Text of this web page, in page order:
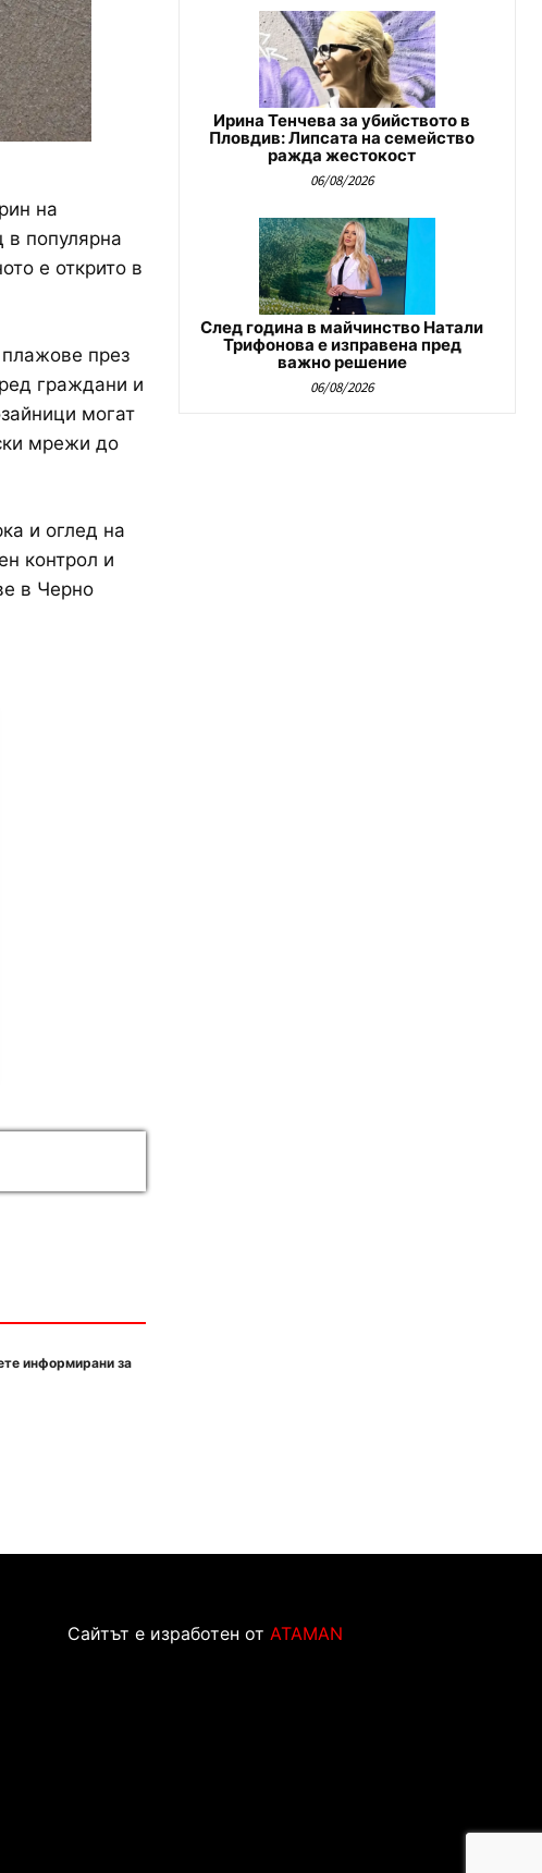
на
в популярна
е открито в
през
граждани и
могат
мрежи до
и оглед на
контрол и
в Черно
информирани за
Ирина Тенчева за убийството в
Пловдив: Липсата на семейство
ражда жестокост
06/08/2026
След година в майчинство Натали
Трифонова е изправена пред
важно решение
06/08/2026
Сайтът е изработен от ATAMAN